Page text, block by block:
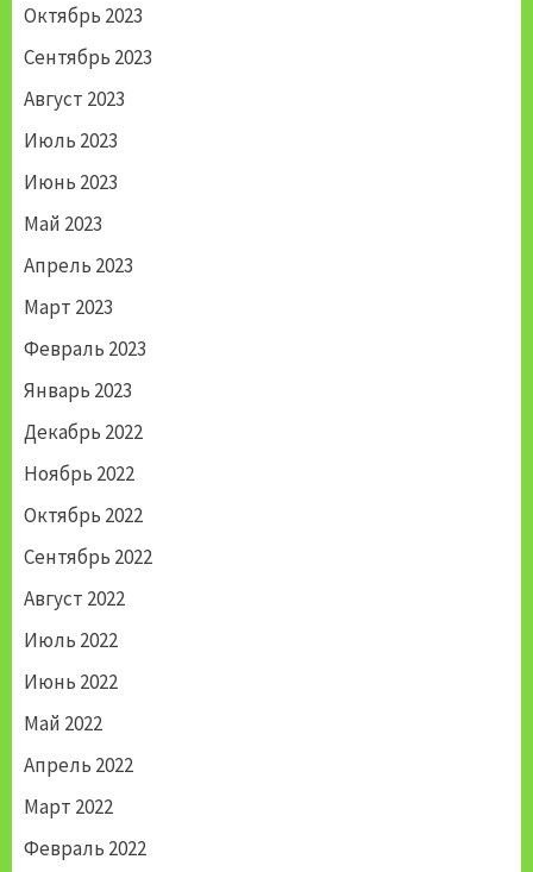
Октябрь 2023
Сентябрь 2023
Август 2023
Июль 2023
Июнь 2023
Май 2023
Апрель 2023
Март 2023
Февраль 2023
Январь 2023
Декабрь 2022
Ноябрь 2022
Октябрь 2022
Сентябрь 2022
Август 2022
Июль 2022
Июнь 2022
Май 2022
Апрель 2022
Март 2022
Февраль 2022